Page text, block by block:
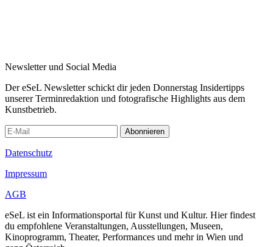
Newsletter und Social Media
Der eSeL Newsletter schickt dir jeden Donnerstag Insidertipps
unserer Terminredaktion und fotografische Highlights aus dem
Kunstbetrieb.
Abonnieren
Datenschutz
Impressum
AGB
eSeL ist ein Informationsportal für Kunst und Kultur. Hier findest
du empfohlene Veranstaltungen, Ausstellungen, Museen,
Kinoprogramm, Theater, Performances und mehr in Wien und